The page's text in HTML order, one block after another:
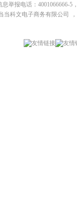
举报电话：4001066666-5
当科文电子商务有限公司